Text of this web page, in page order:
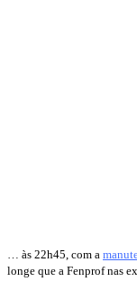
… às 22h45, com a
longe que a Fenprof nas